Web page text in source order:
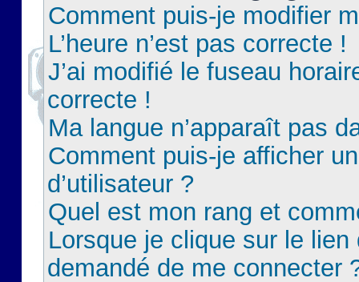
Comment puis-je modifier
L’heure n’est pas correcte !
J’ai modifié le fuseau
correcte !
Ma langue n’apparaît pas
Comment puis-je afficher
d’utilisateur ?
Quel est mon rang et
Lorsque je clique sur le lien
demandé de me connecter